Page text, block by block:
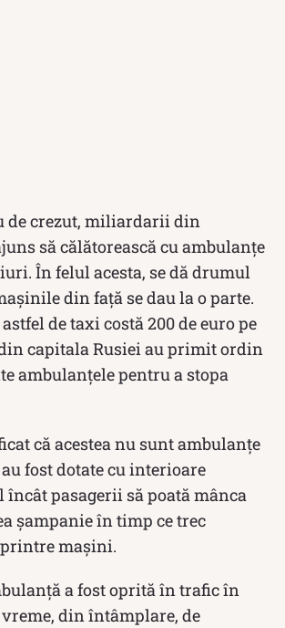
de crezut, miliardarii din
să călătorească cu ambulanțe
În felul acesta, se dă drumul
din față se dau la o parte.
de taxi costă 200 de euro pe
capitala Rusiei au primit ordin
ambulanțele pentru a stopa
că acestea nu sunt ambulanțe
fost dotate cu interioare
încât pasagerii să poată mânca
șampanie în timp ce trec
mașini.
a fost oprită în trafic în
din întâmplare, de